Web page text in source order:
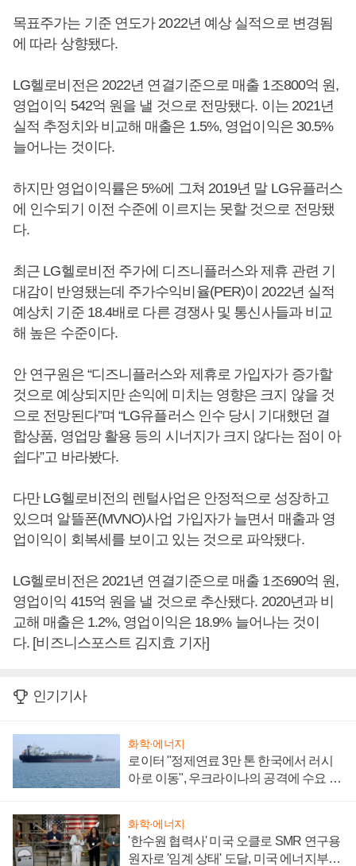
목표주가는 기준 연도가 2022년 예상 실적으로 변경됨
에 따라 상향됐다.
LG헬로비전은 2022년 연결기준으로 매출 1조800억 원,
영업이익 542억 원을 낼 것으로 전망됐다. 이는 2021년
실적 추정치와 비교해 매출은 1.5%, 영업이익은 30.5%
늘어나는 것이다.
하지만 영업이익률은 5%에 그쳐 2019년 말 LG유플러스
에 인수되기 이전 수준에 이르지는 못할 것으로 전망됐
다.
최근 LG헬로비전 주가에 디즈니플러스와 제휴 관련 기
대감이 반영됐는데 주가수익비율(PER)이 2022년 실적
예상치 기준 18.4배로 다른 경쟁사 및 통신사들과 비교
해 높은 수준이다.
안 연구원은 “디즈니플러스와 제휴로 가입자가 증가할
것으로 예상되지만 손익에 미치는 영향은 크지 않을 것
으로 전망된다”며 “LG유플러스 인수 당시 기대했던 결
합상품, 영업망 활용 등의 시너지가 크지 않다는 점이 아
쉽다”고 바라봤다.
다만 LG헬로비전의 렌털사업은 안정적으로 성장하고
있으며 알뜰폰(MVNO)사업 가입자가 늘면서 매출과 영
업이익이 회복세를 보이고 있는 것으로 파악됐다.
LG헬로비전은 2021년 연결기준으로 매출 1조690억 원,
영업이익 415억 원을 낼 것으로 추산됐다. 2020년과 비
교해 매출은 1.2%, 영업이익은 18.9% 늘어나는 것이
다. [비즈니스포스트 김지효 기자]
인기기사
화학·에너지
로이터 "정제연료 3만 톤 한국에서 러시
아로 이동", 우크라이나의 공격에 수요 늘
화학·에너지
'한수원 협력사' 미국 오클로 SMR 연구용
원자로 '임계 상태' 도달, 미국 에너지부